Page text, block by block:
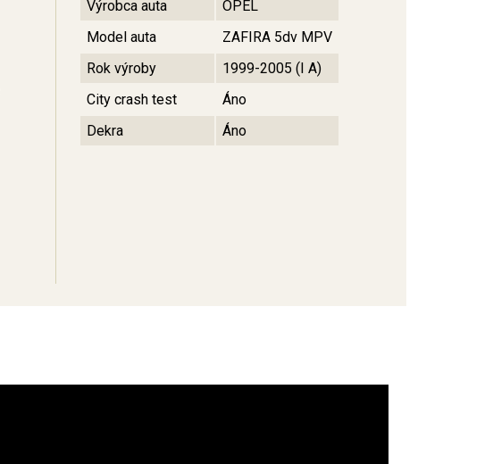
Výrobca auta
OPEL
Model auta
ZAFIRA 5dv MPV
Rok výroby
1999-2005 (I A)
City crash test
Áno
Dekra
Áno